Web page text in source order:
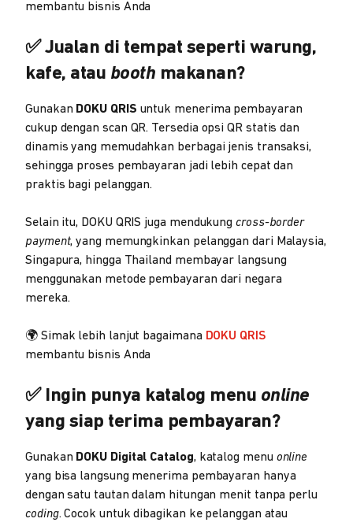
membantu bisnis Anda
✅ Jualan di tempat seperti warung,
kafe, atau booth makanan?
Gunakan DOKU QRIS untuk menerima pembayaran
cukup dengan scan QR. Tersedia opsi QR statis dan
dinamis yang memudahkan berbagai jenis transaksi,
sehingga proses pembayaran jadi lebih cepat dan
praktis bagi pelanggan.
Selain itu, DOKU QRIS juga mendukungcross-border
payment, yang memungkinkan pelanggan dari Malaysia,
Singapura, hingga Thailand membayar langsung
menggunakan metode pembayaran dari negara
mereka.
🌍 Simak lebih lanjut bagaimana DOKU QRIS
membantu bisnis Anda
✅ Ingin punya katalog menu online
yang siap terima pembayaran?
Gunakan DOKU Digital Catalog, katalog menu online
yang bisa langsung menerima pembayaran hanya
dengan satu tautan dalam hitungan menit tanpa perlu
coding. Cocok untuk dibagikan ke pelanggan atau